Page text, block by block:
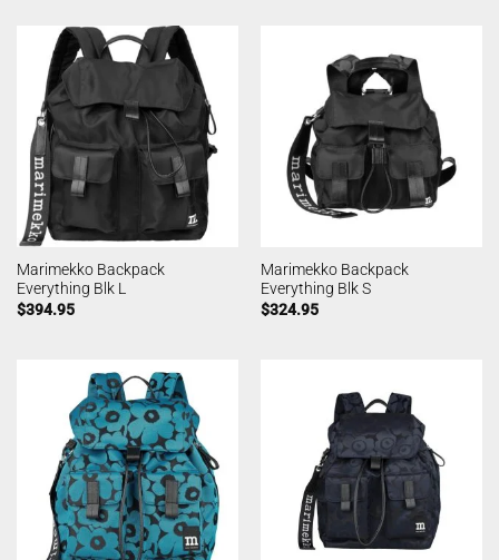
Marimekko Backpack
Everything Blk L
$394.95
Marimekko Backpack
Everything Blk S
$324.95